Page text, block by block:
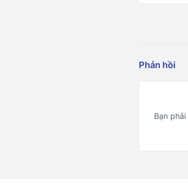
Phản hồi
Bạn phải